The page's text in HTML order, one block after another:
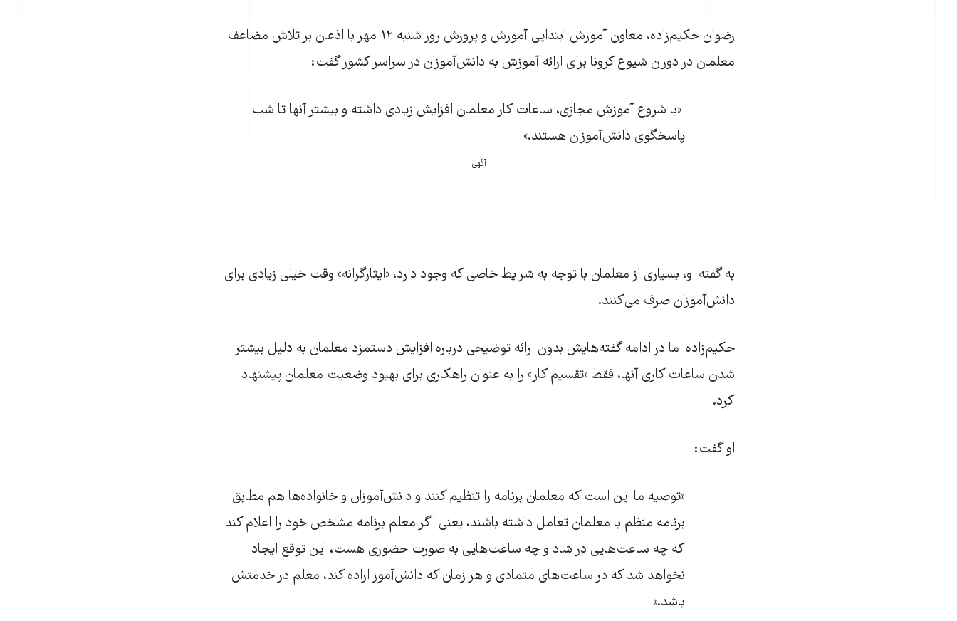
رضوان حکیم‌زاده، معاون آموزش ابتدایی آموزش و پرورش روز شنبه ۱۲ مهر با اذعان بر تلاش مضاعف
معلمان در دوران شیوع کرونا برای ارائه آموزش به دانش‌آموزان در سراسر کشور گفت:
«با شروع آموزش مجازی، ساعات کار معلمان افزایش زیادی داشته و بیشتر آنها تا شب
پاسخگوی دانش‌آموزان هستند.»
آگهی
به ‌گفته او، بسیاری از معلمان با توجه به شرایط خاصی که وجود دارد، «ایثارگرانه» وقت خیلی زیادی برای
دانش‌آموزان صرف می‌کنند.
حکیم‌زاده اما در ادامه گفته‌هایش بدون ارائه توضیحی درباره افزایش دستمزد معلمان به‌ دلیل بیشتر
شدن ساعات کاری آنها، فقط «تقسیم کار» را به‌ عنوان راهکاری برای بهبود وضعیت معلمان پیشنهاد
کرد.
او گفت:
«توصیه ما این است که معلمان برنامه را تنظیم کنند و دانش‌آموزان و خانواده‌ها هم مطابق
برنامه منظم با معلمان تعامل داشته باشند، یعنی اگر معلم برنامه مشخص خود را اعلام کند
که چه ساعت‌هایی در شاد و چه ساعت‌هایی به صورت حضوری هست، این توقع ایجاد
نخواهد شد که در ساعت‌های متمادی و هر زمان که دانش‌آموز اراده کند، معلم در خدمتش
باشد.»